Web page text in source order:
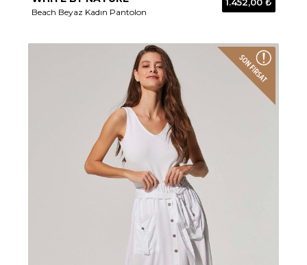
Beach Beyaz Kadın Pantolon